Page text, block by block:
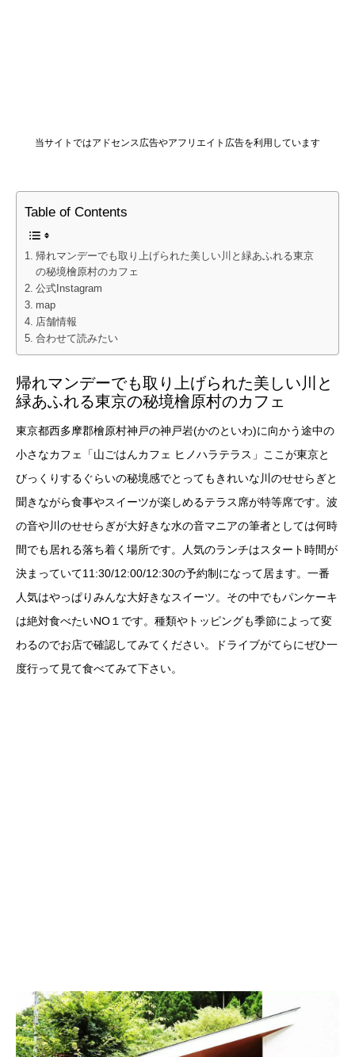
当サイトではアドセンス広告やアフリエイト広告を利用しています
Table of Contents
帰れマンデーでも取り上げられた美しい川と緑あふれる東京
の秘境檜原村のカフェ
公式Instagram
map
店舗情報
合わせて読みたい
帰れマンデーでも取り上げられた美しい川と
緑あふれる東京の秘境檜原村のカフェ
東京都西多摩郡檜原村神戸の神戸岩(かのといわ)に向かう途中の
小さなカフェ「山ごはんカフェ ヒノハラテラス」ここが東京と
びっくりするぐらいの秘境感でとってもきれいな川のせせらぎと
聞きながら食事やスイーツが楽しめるテラス席が特等席です。波
の音や川のせせらぎが大好きな水の音マニアの筆者としては何時
間でも居れる落ち着く場所です。人気のランチはスタート時間が
決まっていて11:30/12:00/12:30の予約制になって居ます。一番
人気はやっぱりみんな大好きなスイーツ。その中でもパンケーキ
は絶対食べたいNO１です。種類やトッピングも季節によって変
わるのでお店で確認してみてください。ドライブがてらにぜひ一
度行って見て食べてみて下さい。